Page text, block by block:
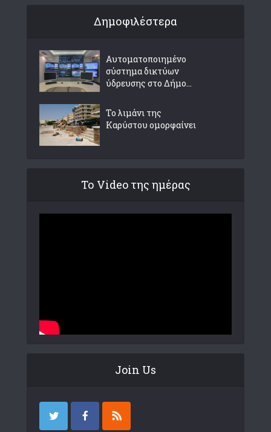
Δημοφιλέστερα
Αυτοματοποιημένο
σύστημα δικτύων
ύδρευσης στο Δήμο...
Το λιμάνι της
Καρύστου ομορφαίνει
Το Video της ημέρας
Join Us